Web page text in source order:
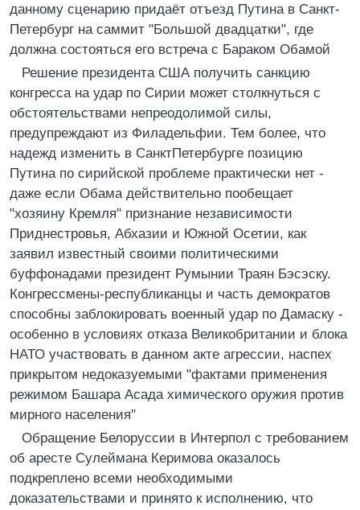
данному сценарию придаёт отъезд Путина в Санкт-
Петербург на саммит "Большой двадцатки", где
должна состояться его встреча с Бараком Обамой
Решение президента США получить санкцию
конгресса на удар по Сирии может столкнуться с
обстоятельствами непреодолимой силы,
предупреждают из Филадельфии. Тем более, что
надежд изменить в СанктПетербурге позицию
Путина по сирийской проблеме практически нет -
даже если Обама действительно пообещает
"хозяину Кремля" признание независимости
Приднестровья, Абхазии и Южной Осетии, как
заявил известный своими политическими
буффонадами президент Румынии Траян Бэсэску.
Конгрессмены-республиканцы и часть демократов
способны заблокировать военный удар по Дамаску -
особенно в условиях отказа Великобритании и блока
НАТО участвовать в данном акте агрессии, наспех
прикрытом недоказуемыми "фактами применения
режимом Башара Асада химического оружия против
мирного населения"
Обращение Белоруссии в Интерпол с требованием
об аресте Сулеймана Керимова оказалось
подкреплено всеми необходимыми
доказательствами и принято к исполнению, что